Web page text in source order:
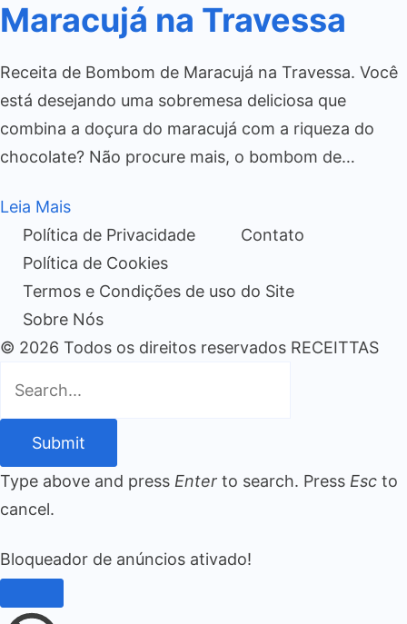
Maracujá na Travessa
Receita de Bombom de Maracujá na Travessa. Você
está desejando uma sobremesa deliciosa que
combina a doçura do maracujá com a riqueza do
chocolate? Não procure mais, o bombom de…
Leia Mais
Política de Privacidade
Contato
Política de Cookies
Termos e Condições de uso do Site
Sobre Nós
© 2026 Todos os direitos reservados RECEITTAS
Submit
Type above and press Enter to search. Press Esc to
cancel.
Bloqueador de anúncios ativado!